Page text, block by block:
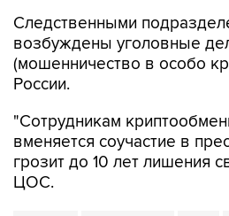
Следственными
возбуждены уголовные
(мошенничество в особо
России.
"Сотрудникам
вменяется соучастие в
грозит до 10 лет лишения
ЦОС.